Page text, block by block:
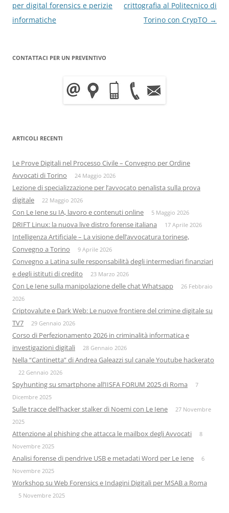
articolo
per digital forensics e perizie
informatiche
crittografia al Politecnico di
Torino con CrypTO →
CONTATTACI PER UN PREVENTIVO
ARTICOLI RECENTI
Le Prove Digitali nel Processo Civile – Convegno per Ordine
Avvocati di Torino
24 Maggio 2026
Lezione di specializzazione per l’avvocato penalista sulla prova
digitale
22 Maggio 2026
Con Le Iene su IA, lavoro e contenuti online 5 Maggio 2026
DRIFT Linux: la nuova live distro forense italiana 17 Aprile 2026
Intelligenza Artificiale – La visione dell’avvocatura torinese,
Convegno a Torino
9 Aprile 2026
Convegno a Latina sulle responsabilità degli intermediari finanziari
e degli istituti di credito
23 Marzo 2026
Con Le Iene sulla manipolazione delle chat Whatsapp
26 Febbraio
2026
Criptovalute e Dark Web: Le nuove frontiere del crimine digitale su
TV7
29 Gennaio 2026
Corso di Perfezionamento 2026 in criminalità informatica e
investigazioni digitali
28 Gennaio 2026
Nella “Cantinetta” di Andrea Galeazzi sul canale Youtube hackerato
22 Gennaio 2026
Spyhunting su smartphone all’IISFA FORUM 2025 di Roma
7
Dicembre 2025
Sulle tracce dell’hacker stalker di Noemi con Le Iene
27 Novembre
2025
Attenzione al phishing che attacca le mailbox degli Avvocati
8
Novembre 2025
Analisi forense di pendrive USB e metadati Word per Le Iene
6
Novembre 2025
Workshop su Web Forensics e Indagini Digitali per MSAB a Roma
5 Novembre 2025